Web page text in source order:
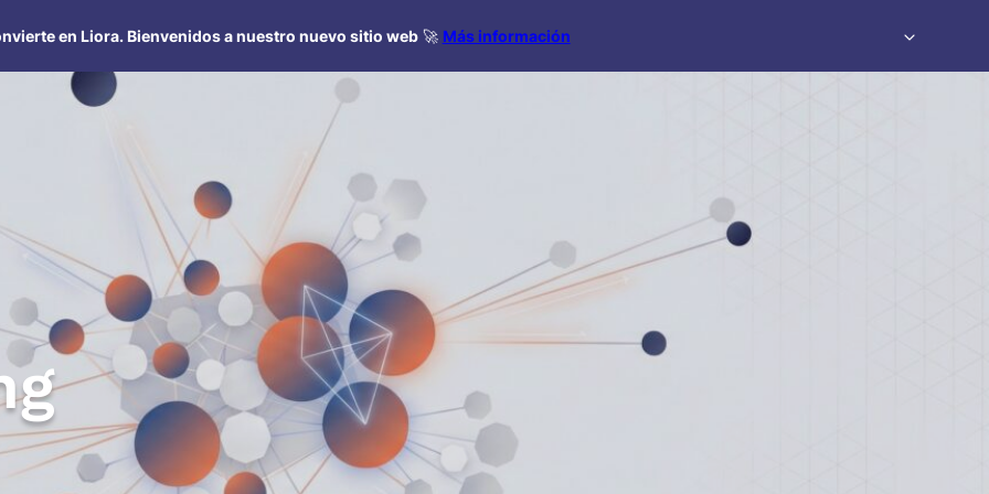
en Liora. Bienvenidos a nuestro nuevo sitio web🚀 Más información